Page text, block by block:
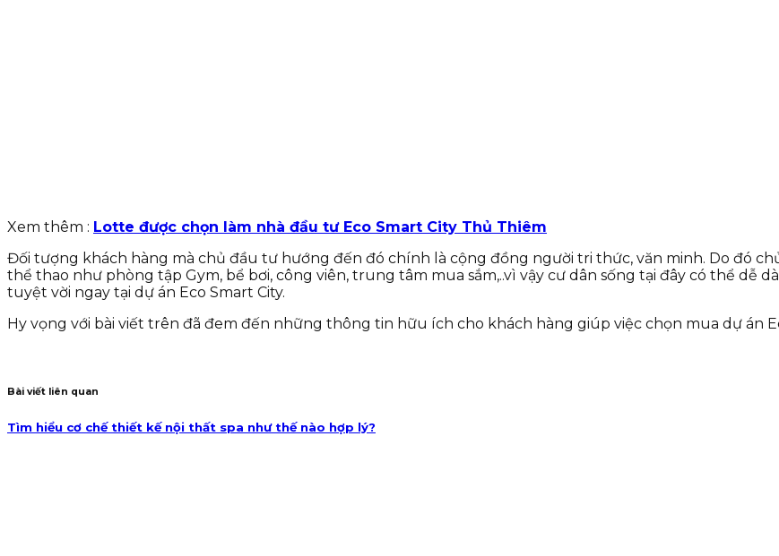
Xem thêm : Lotte được chọn làm nhà đầu tư Eco Smart City Thủ Thiêm
Đối tượng khách hàng mà chủ đầu tư hướng đến đó chính là cộng đồng người tri thức, văn minh. Do đó
thể thao như phòng tập Gym, bể bơi, công viên, trung tâm mua sắm,..vì vậy cư dân sống tại đây có thể dễ
tuyệt vời ngay tại dự án Eco Smart City.
Hy vọng với bài viết trên đã đem đến những thông tin hữu ích cho khách hàng giúp việc chọn mua dự án
Bài viết liên quan
Tìm hiểu cơ chế thiết kế nội thất spa như thế nào hợp lý?